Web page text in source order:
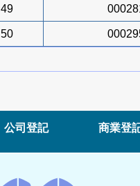
49
50
公司登記 商業登